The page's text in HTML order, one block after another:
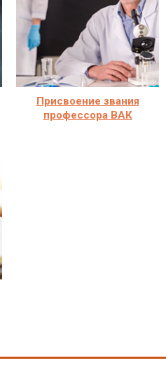
Присвоение звания
профессора ВАК